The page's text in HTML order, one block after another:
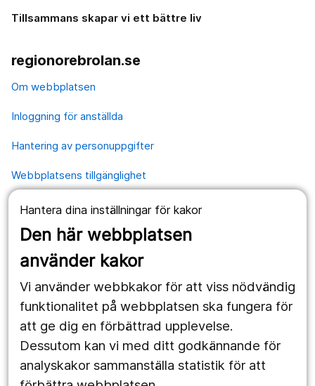
Hantera dina inställningar för kakor
Den här webbplatsen
använder kakor
Vi använder webbkakor för att viss nödvändig
funktionalitet på webbplatsen ska fungera för
att ge dig en förbättrad upplevelse.
Dessutom kan vi med ditt godkännande för
analyskakor sammanställa statistik för att
Tillsammans skapar vi ett bättre liv
regionorebrolan.se
Om webbplatsen
Inloggning för anställda
Hantering av personuppgifter
Webbplatsens tillgänglighet
Våra webbplatser
1177.se
Region Örebro län
Följ oss
Facebook